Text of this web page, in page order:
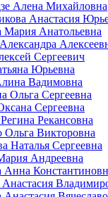
Алена Михайловна
Анастасия
Мария Анатольевна
Сергеевич
Юрьевна
Вадимовна
Ольга Сергеевна
Сергеевна
Рекансовна
Ольга Викторовна
Наталья Сергеевна
Андреевна
Анна
Анастасия